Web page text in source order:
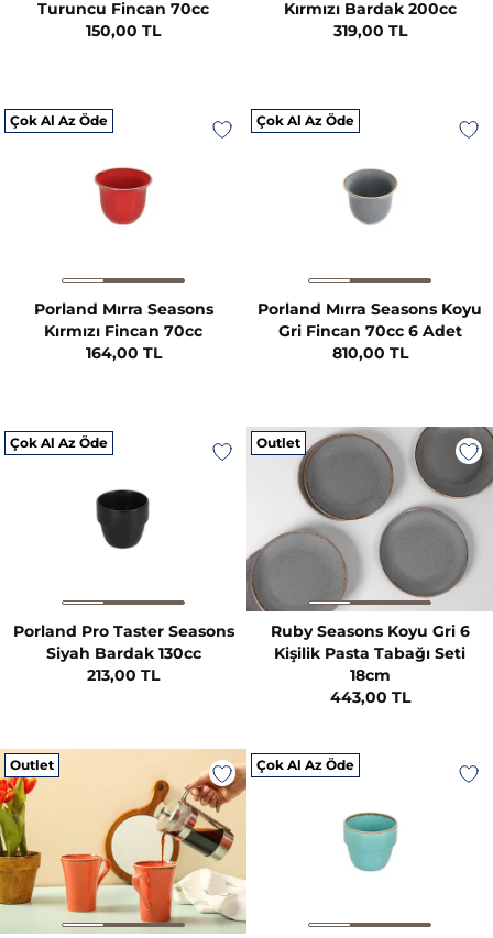
Turuncu Fincan 70cc
150,00 TL
Kırmızı Bardak 200cc
319,00 TL
Çok Al Az Öde
Porland Mırra Seasons
Kırmızı Fincan 70cc
164,00 TL
Çok Al Az Öde
Porland Mırra Seasons Koyu
Gri Fincan 70cc 6 Adet
810,00 TL
Çok Al Az Öde
Porland Pro Taster Seasons
Siyah Bardak 130cc
213,00 TL
Outlet
Ruby Seasons Koyu Gri 6
Kişilik Pasta Tabağı Seti
18cm
443,00 TL
Outlet Çok Al Az Öde